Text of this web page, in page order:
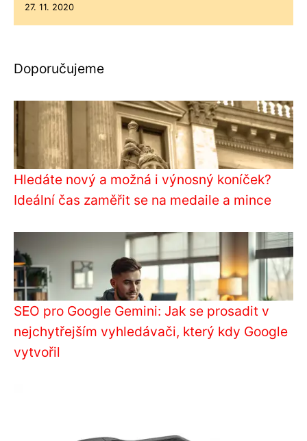
27. 11. 2020
Doporučujeme
Hledáte nový a možná i výnosný koníček?
Ideální čas zaměřit se na medaile a mince
SEO pro Google Gemini: Jak se prosadit v
nejchytřejším vyhledávači, který kdy Google
vytvořil